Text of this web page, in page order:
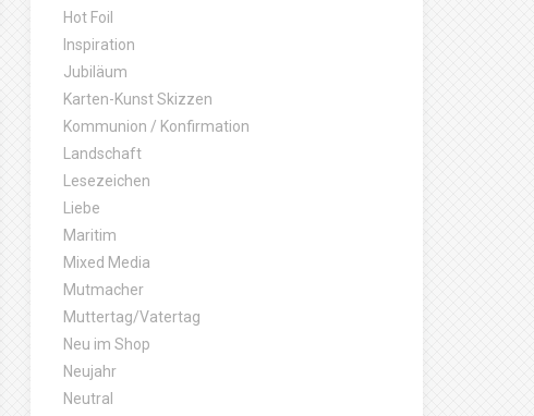
Hot Foil
Inspiration
Jubiläum
Karten-Kunst Skizzen
Kommunion / Konfirmation
Landschaft
Lesezeichen
Liebe
Maritim
Mixed Media
Mutmacher
Muttertag/Vatertag
Neu im Shop
Neujahr
Neutral